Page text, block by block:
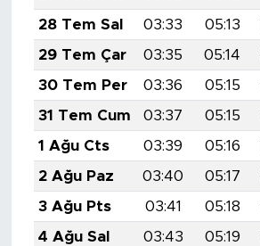
28 Tem Sal
03:33 05:13
29 Tem Çar
03:35 05:14
30 Tem Per
03:36 05:15
31 Tem Cum
03:37 05:15
1 Ağu Cts
03:39 05:16
2 Ağu Paz
03:40 05:17
3 Ağu Pts
03:41 05:18
4 Ağu Sal
03:43 05:19